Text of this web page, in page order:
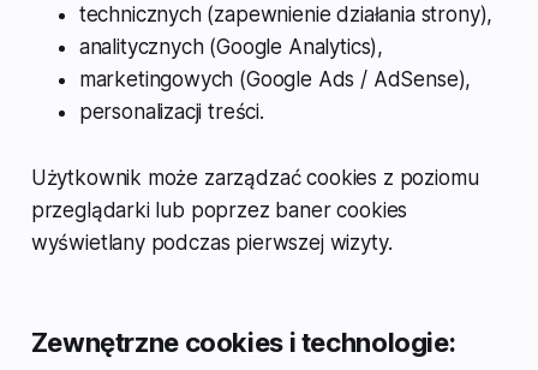
technicznych (zapewnienie działania strony),
analitycznych (Google Analytics),
marketingowych (Google Ads / AdSense),
personalizacji treści.
Użytkownik może zarządzać cookies z poziomu
przeglądarki lub poprzez baner cookies
wyświetlany podczas pierwszej wizyty.
Zewnętrzne cookies i technologie: